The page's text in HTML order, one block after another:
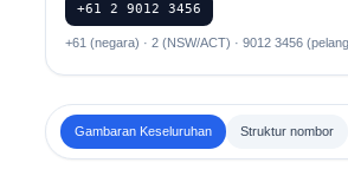
+61 2 9012 3456
+61 (negara) · 2 (NSW/ACT) · 9012 3456
Gambaran Keseluruhan Struktur nombor